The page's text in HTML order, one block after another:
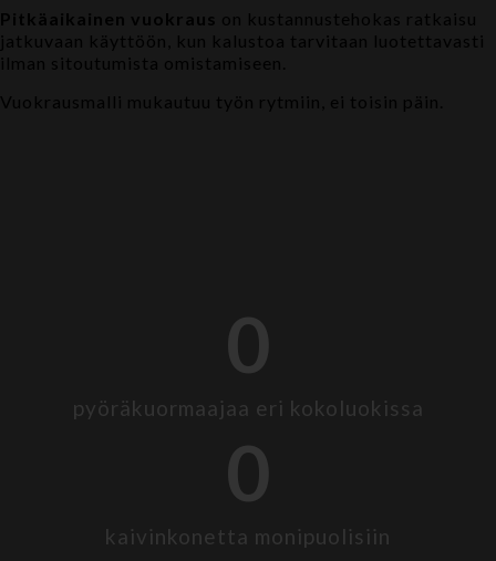
Pitkäaikainen vuokraus on kustannustehokas ratkaisu
jatkuvaan käyttöön, kun kalustoa tarvitaan luotettavasti
ilman sitoutumista omistamiseen.
Vuokrausmalli mukautuu työn rytmiin, ei toisin päin.
pyöräkuormaajaa eri kokoluokissa
0
kaivinkonetta monipuolisiin
0